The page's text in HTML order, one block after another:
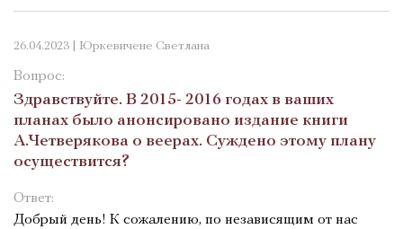
26.04.2023 | Юркевичене Светлана
Вопрос:
Здравствуйте. В 2015- 2016 годах в ваших
планах было анонсировано издание книги
А.Четверякова о веерах. Суждено этому плану
осуществится?
Ответ:
Добрый день! К сожалению, по независящим от нас